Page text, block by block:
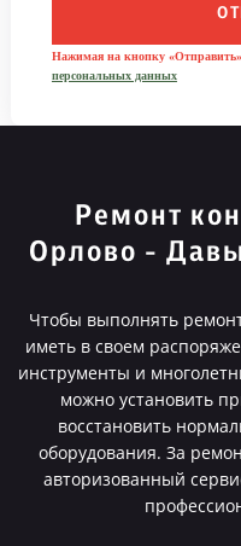
Нажимая на кнопку «Отправить»,
персональных данных
Ремонт
Орлово -
Чтобы выполнять
иметь в своем
инструменты и
можно установить
восстановить
оборудования. За
авторизованный